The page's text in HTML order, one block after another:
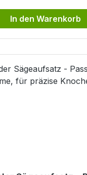
In den Warenkorb